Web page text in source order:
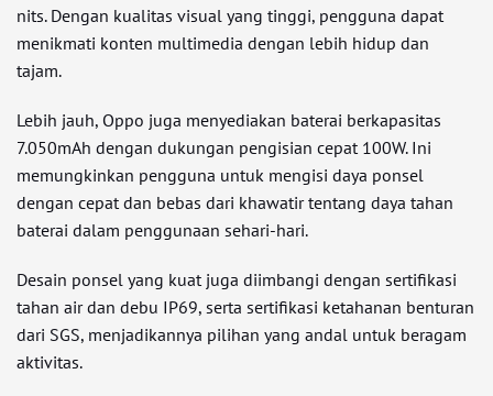
nits. Dengan kualitas visual yang tinggi, pengguna dapat
menikmati konten multimedia dengan lebih hidup dan
tajam.
Lebih jauh, Oppo juga menyediakan baterai berkapasitas
7.050mAh dengan dukungan pengisian cepat 100W. Ini
memungkinkan pengguna untuk mengisi daya ponsel
dengan cepat dan bebas dari khawatir tentang daya tahan
baterai dalam penggunaan sehari-hari.
Desain ponsel yang kuat juga diimbangi dengan sertifikasi
tahan air dan debu IP69, serta sertifikasi ketahanan benturan
dari SGS, menjadikannya pilihan yang andal untuk beragam
aktivitas.